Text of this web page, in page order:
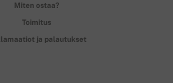
Miten ostaa?
Toimitus
ja palautukset